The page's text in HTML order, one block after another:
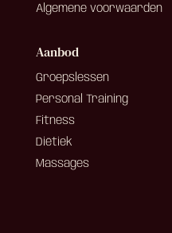
Algemene voorwaarden
Aanbod
Groepslessen
Personal Training
Fitness
Diëtiek
Massages